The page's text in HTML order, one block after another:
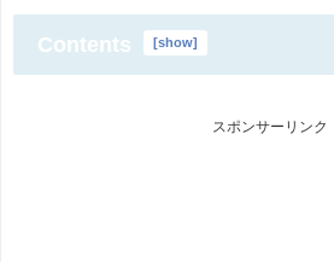
Contents show
スポンサーリンク